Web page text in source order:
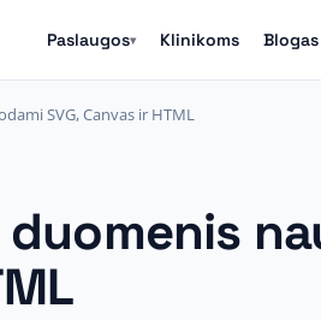
Paslaugos▾ Klinikoms Blogas
SVG, Canvas ir HTML